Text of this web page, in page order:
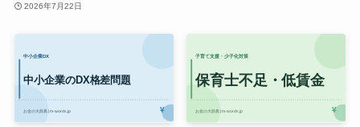
2026年7月22日